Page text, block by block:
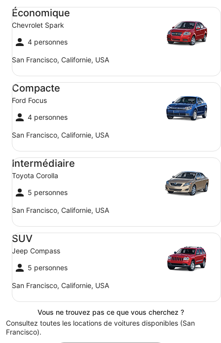
Économique
Chevrolet Spark
4 personnes
San Francisco, Californie, USA
Économique Chevrolet Spark
Compacte
Ford Focus
4 personnes
San Francisco, Californie, USA
Compacte Ford Focus
Intermédiaire
Toyota Corolla
5 personnes
San Francisco, Californie, USA
Intermédiaire Toyota Corolla
SUV
Jeep Compass
5 personnes
San Francisco, Californie, USA
SUV Jeep Compass
Vous ne trouvez pas ce que vous cherchez ?
Consultez toutes les locations de voitures disponibles (San
Francisco).